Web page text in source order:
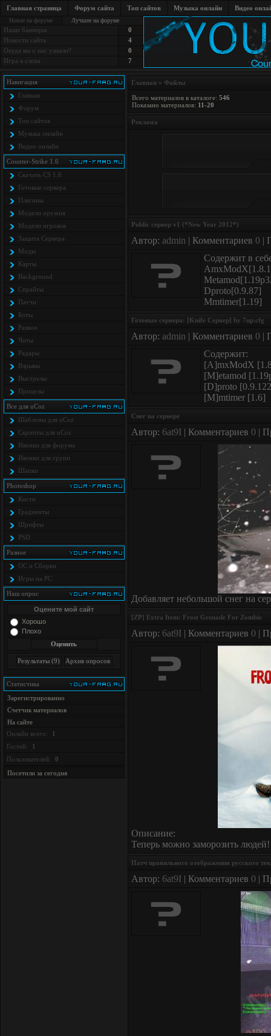
Главная страница Форум сайта Топ сайтов Музыка онлайн Видео
Новое на форуме Лучшее на форуме
Наши баннеры
0
Новости сайта
4
Окуда вы о нас узнали?
0
Игра в слова
7
Навигация
Главная
Форум
Топ сайтов
Музыка онлайн
Видео онлайн
Counter-Strike 1.6
Скачать CS 1.6
Готовые сервера
Плагины
Модели оружия
Модели игроков
Защита Cервера
Моды
Карты
Background
Спрайты
Патчи
Боты
Разное
Читы
Радары
Взрывы
Выстрелы
Прицелы
Все для uCoz
Шаблоны для uCoz
Скрипты для uCoz
Иконки для форума
Иконки для групп
Шапки
Photoshop
Кисти
Градиенты
Шрифты
PSD
Разное
ОС и Сборки
Игры на PC
Наш опрос
Оцените мой сайт
Хорошо
Плохо
Статистика
Зарегистрированно
Счетчик материалов
На сайте
Онлайн всего:
1
Гостей:
1
Пользователей:
0
Посетили за сегодня
Главная » Файлы
Всего материалов в каталоге: 546
Показано материалов: 11-20
Реклама
Public сервер v1 (*New Year 2012*)
Автор: admin | Комментариев 0 |
Содержит в
Dproto[0.9.87]
Mmtimer[1.19]
Готовые сервера: [Knife Сервер] by 7up.cfg
Автор: admin | Комментариев 0 |
Содержит:
[A]mxModX
[M]etamod
[D]proto
[M]mtimer [1.6]
Снег на сервере
Автор: 6at9I | Комментариев 0 |
Добавляет небольшой снег на
[ZP] Extra Item: Frost Grenade For Zombie
Автор: 6at9I | Комментариев 0 |
Описание:
Теперь можно заморозить
Патч правильного отображения русского
Автор: 6at9I | Комментариев 0 |